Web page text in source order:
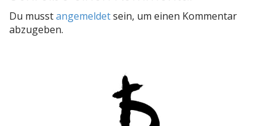
t
n
a
Du musstangemeldetsein, um einen Kommentar
abzugeben.